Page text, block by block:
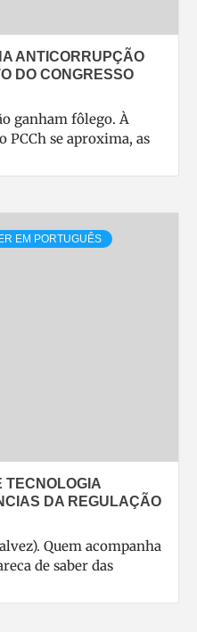
ANTICORRUPÇÃO
DO CONGRESSO
ganham fôlego. À
PCCh se aproxima, as
EM PORTUGUÊS
TECNOLOGIA
DA REGULAÇÃO
Quem acompanha
de saber das